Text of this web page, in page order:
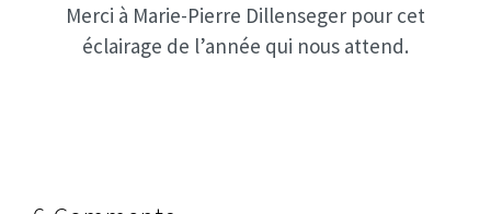
Merci à Marie-Pierre Dillenseger pour cet
éclairage de l’année qui nous attend.